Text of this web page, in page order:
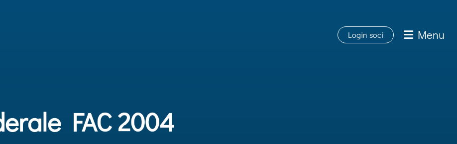
Login soci Menu
FAC 2004